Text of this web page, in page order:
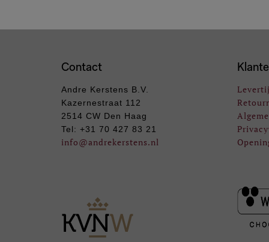
Contact
Andre Kerstens B.V.
Kazernestraat 112
2514 CW Den Haag
Tel: +31 70 427 83 21
info@andrekerstens.nl